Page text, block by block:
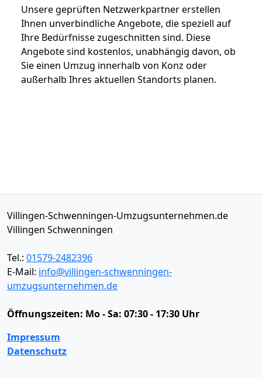
Unsere geprüften Netzwerkpartner erstellen
Ihnen unverbindliche Angebote, die speziell auf
Ihre Bedürfnisse zugeschnitten sind. Diese
Angebote sind kostenlos, unabhängig davon, ob
Sie einen Umzug innerhalb von Konz oder
außerhalb Ihres aktuellen Standorts planen.
Villingen-Schwenningen-Umzugsunternehmen.de
Villingen Schwenningen
Tel.: 01579-2482396
E-Mail: info@villingen-schwenningen-
umzugsunternehmen.de
Öffnungszeiten: Mo - Sa: 07:30 - 17:30 Uhr
Impressum
Datenschutz